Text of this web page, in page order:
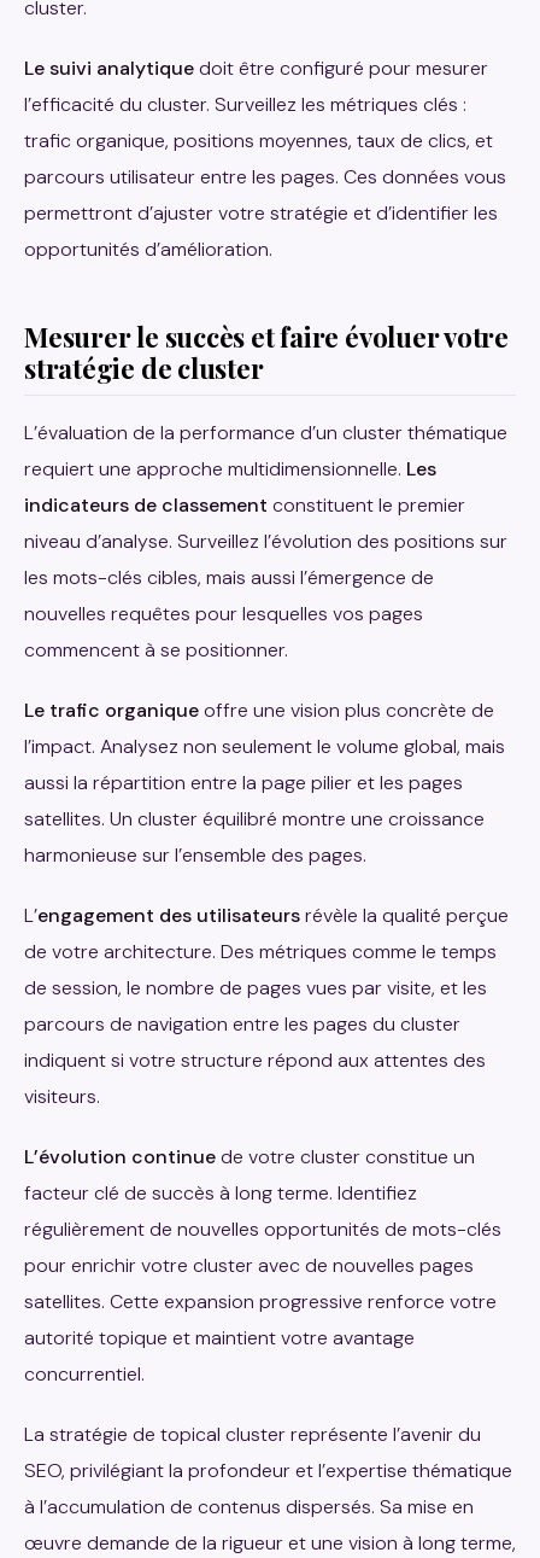
cluster.
Le suivi analytiquedoit être configuré pour mesurer
l’efficacité du cluster. Surveillez les métriques clés :
trafic organique, positions moyennes, taux de clics, et
parcours utilisateur entre les pages. Ces données vous
permettront d’ajuster votre stratégie et d’identifier les
opportunités d’amélioration.
Mesurer le succès et faire évoluer votre
stratégie de cluster
L’évaluation de la performance d’un cluster thématique
requiert une approche multidimensionnelle. Les
indicateurs de classement constituent le premier
niveau d’analyse. Surveillez l’évolution des positions sur
les mots-clés cibles, mais aussi l’émergence de
nouvelles requêtes pour lesquelles vos pages
commencent à se positionner.
Le trafic organiqueoffre une vision plus concrète de
l’impact. Analysez non seulement le volume global, mais
aussi la répartition entre la page pilier et les pages
satellites. Un cluster équilibré montre une croissance
harmonieuse sur l’ensemble des pages.
L’engagement des utilisateursrévèle la qualité perçue
de votre architecture. Des métriques comme le temps
de session, le nombre de pages vues par visite, et les
parcours de navigation entre les pages du cluster
indiquent si votre structure répond aux attentes des
visiteurs.
L’évolution continuede votre cluster constitue un
facteur clé de succès à long terme. Identifiez
régulièrement de nouvelles opportunités de mots-clés
pour enrichir votre cluster avec de nouvelles pages
satellites. Cette expansion progressive renforce votre
autorité topique et maintient votre avantage
concurrentiel.
La stratégie de topical cluster représente l’avenir du
SEO, privilégiant la profondeur et l’expertise thématique
à l’accumulation de contenus dispersés. Sa mise en
œuvre demande de la rigueur et une vision à long terme,